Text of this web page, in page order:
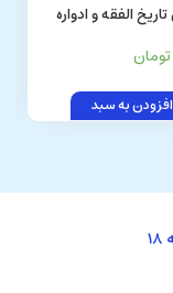
افزودن به سبد